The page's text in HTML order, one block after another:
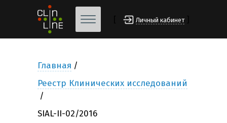
Личный кабинет
Главная
Реестр Клинических исследований
SIAL-II-02/2016